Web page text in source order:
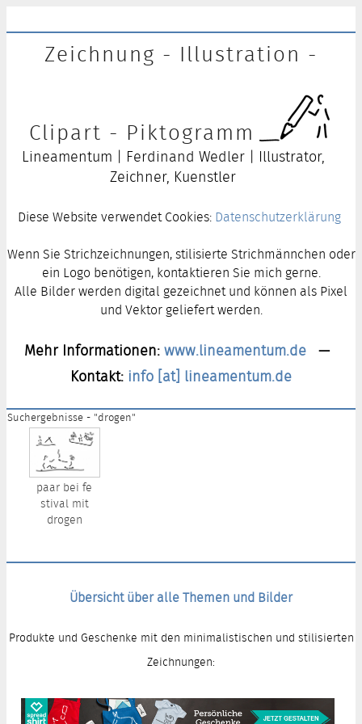
Zeichnung - Illustration -
Clipart - Piktogramm
Lineamentum | Ferdinand Wedler | Illustrator,
Zeichner, Kuenstler
Diese Website verwendet Cookies: Datenschutzerklärung
Wenn Sie Strichzeichnungen, stilisierte Strichmännchen oder
ein Logo benötigen, kontaktieren Sie mich gerne.
Alle Bilder werden digital gezeichnet und können als Pixel
und Vektor geliefert werden.
Mehr Informationen:www.lineamentum.de —
Kontakt: info [at] lineamentum.de
Suchergebnisse - "drogen"
paar bei fe
stival mit
drogen
Übersicht über alle Themen und Bilder
Produkte und Geschenke mit den minimalistischen und stilisierten
Zeichnungen: